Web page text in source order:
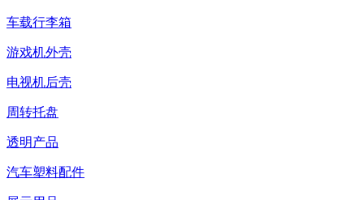
车载行李箱
游戏机外壳
电视机后壳
周转托盘
透明产品
汽车塑料配件